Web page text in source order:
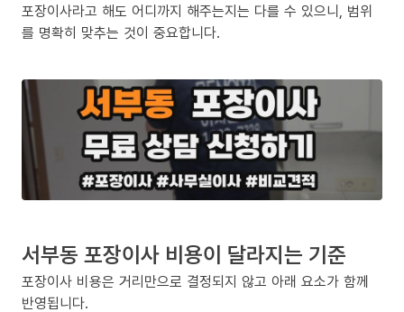
포장이사라고 해도 어디까지 해주는지는 다를 수 있으니, 범위
를 명확히 맞추는 것이 중요합니다.
서부동 포장이사 비용이 달라지는 기준
포장이사 비용은 거리만으로 결정되지 않고 아래 요소가 함께
반영됩니다.